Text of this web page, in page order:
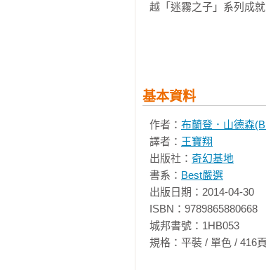
越「迷霧之子」系列成
《陣學師：亞米帝斯學
2014年5月，山德森再次
版長達十多年的「時光
跨界合作暢銷IOS遊戲《
典！」
2015-2021年，陸續出
久的奇幻史詩「颶光典
2022-2023年，突然向
基本資料
作者： 布蘭登．山德森
譯者： 王寶翔
出版社： 奇幻基地
書系： Best嚴選
出版日期：2014-04-30
ISBN：9789865880668
城邦書號：1HB053
規格：平裝 / 單色 /